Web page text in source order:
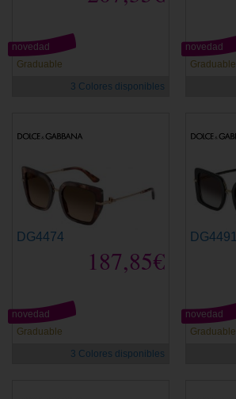
Graduable
novedad
3 Colores disponibles
Graduable
novedad
DG4474
187,85€
Graduable
novedad
3 Colores disponibles
DG4491
Graduable
novedad